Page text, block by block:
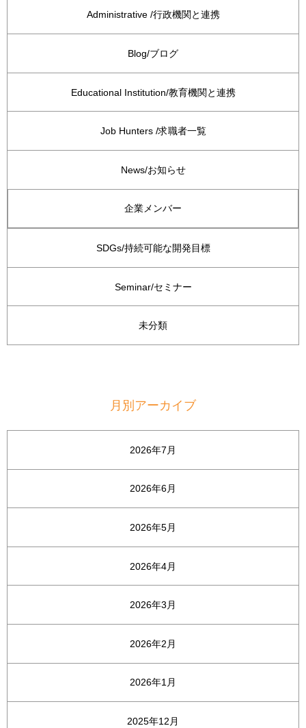
Administrative /行政機関と連携
Blog/ブログ
Educational Institution/教育機関と連携
Job Hunters /求職者一覧
News/お知らせ
企業メンバー
SDGs/持続可能な開発目標
Seminar/セミナー
未分類
月別アーカイブ
2026年7月
2026年6月
2026年5月
2026年4月
2026年3月
2026年2月
2026年1月
2025年12月